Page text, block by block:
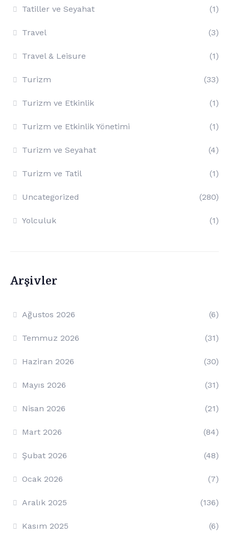
Tatiller ve Seyahat (1)
Travel (3)
Travel & Leisure (1)
Turizm (33)
Turizm ve Etkinlik (1)
Turizm ve Etkinlik Yönetimi (1)
Turizm ve Seyahat (4)
Turizm ve Tatil (1)
Uncategorized (280)
Yolculuk (1)
Arşivler
Ağustos 2026 (6)
Temmuz 2026 (31)
Haziran 2026 (30)
Mayıs 2026 (31)
Nisan 2026 (21)
Mart 2026 (84)
Şubat 2026 (48)
Ocak 2026 (7)
Aralık 2025 (136)
Kasım 2025 (6)